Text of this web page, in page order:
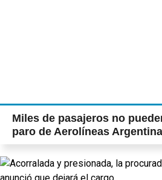
Miles de pasajeros no
paro de Aerolíneas